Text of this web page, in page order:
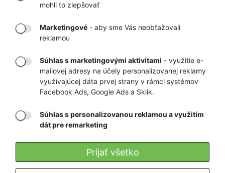
mohli to zlepšovať
Marketingové - aby sme Vás neobťažovali
reklamou
Súhlas s marketingovými aktivitami - využitie e-
mailovej adresy na účely personalizovanej reklamy
využívajúcej dáta prvej strany v rámci systémov
Facebook Ads, Google Ads a Sklik.
Súhlas s personalizovanou reklamou a využitím
dát pre remarketing
Prijať všetko
TOVARU AŽ K
VÁM DOMOV
OBCHOD
RÝCHLE
DORUČENIE
GARANCIA
NAJNIŽŠÍCH CIEN